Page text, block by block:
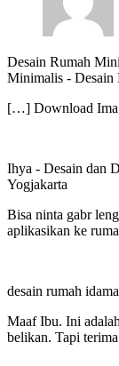
Desain Rumah
Minimalis - Desain
[…] Download
Ihya - Desain dan
Yogjakarta
Bisa ninta gabr
aplikasikan ke
desain rumah
Maaf Ibu. Ini
belikan. Tapi